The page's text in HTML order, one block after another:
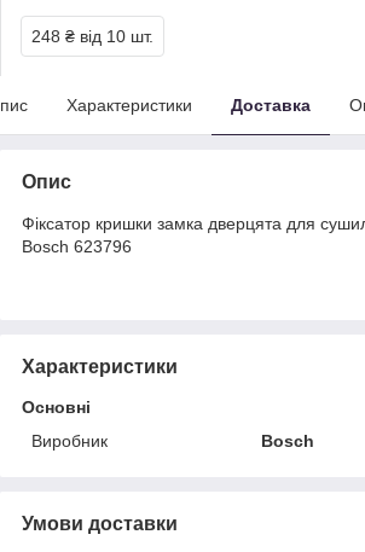
248 ₴ від 10 шт.
Характеристики Доставка
Опис
Фіксатор кришки замка дверцята для
Bosch 623796
Характеристики
Основні
Виробник
Bosch
Умови доставки